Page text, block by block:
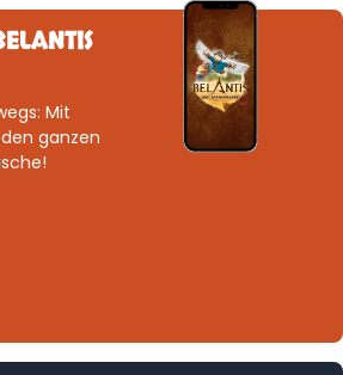
Mit
ganzen